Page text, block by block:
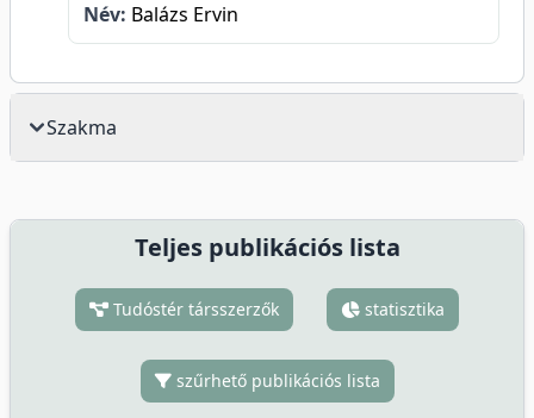
Név: Balázs Ervin
Szakma
Teljes publikációs lista
Tudóstér társszerzők statisztika
szűrhető publikációs lista